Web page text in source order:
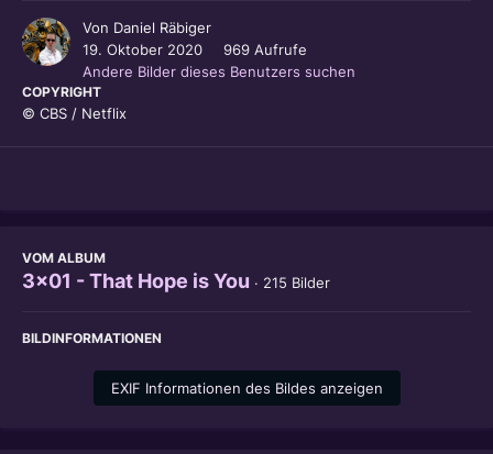
Von Daniel Räbiger
19. Oktober 2020
969 Aufrufe
Andere Bilder dieses Benutzers suchen
COPYRIGHT
© CBS / Netflix
VOM ALBUM
3x01 - That Hope is You · 215 Bilder
BILDINFORMATIONEN
EXIF Informationen des Bildes anzeigen